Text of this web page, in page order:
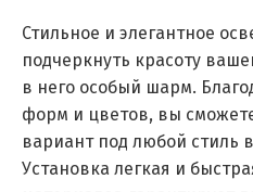
Стильное и элегантное
подчеркнуть красоту
в него особый шарм.
форм и цветов, вы
вариант под любой стиль
Установка легкая и